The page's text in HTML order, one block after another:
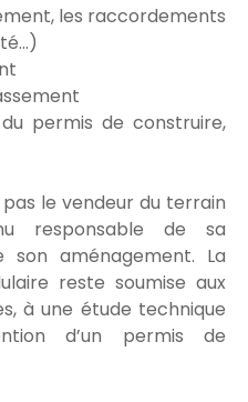
les raccordements
permis de construire,
le vendeur du terrain
responsable de sa
son aménagement. La
reste soumise aux
à une étude technique
d’un permis de